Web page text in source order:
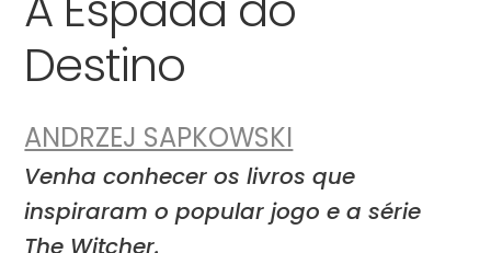
Destino
ANDRZEJ SAPKOWSKI
Venha conhecer os livros que
inspiraram o popular jogo e a série